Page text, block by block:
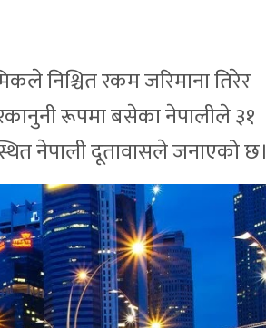
निश्चित रकम जरिमाना तिरेर
रूपमा बसेका नेपालीले ३१
नेपाली दूतावासले जनाएको छ।